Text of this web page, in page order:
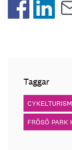
Taggar
CYKELTURISM
FRÖSÖ PARK